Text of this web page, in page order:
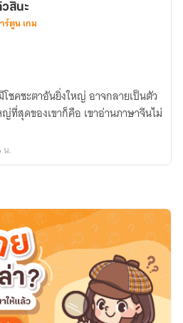
วสินะ
ตูน เกม
ชคชะตาอันยิ่งใหญ่ อาจกลายเป็นตัว
ที่สุดของเขาก็คือ เขาอ่านภาษาจีนไม่
น.